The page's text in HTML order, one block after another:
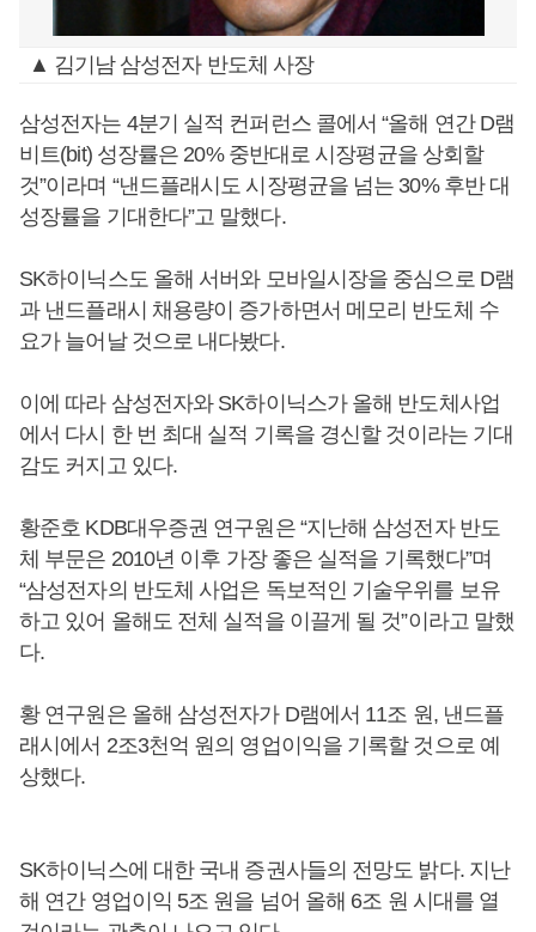
▲ 김기남 삼성전자 반도체 사장
삼성전자는 4분기 실적 컨퍼런스 콜에서 “올해 연간 D램
비트(bit) 성장률은 20% 중반대로 시장평균을 상회할
것”이라며 “낸드플래시도 시장평균을 넘는 30% 후반 대
성장률을 기대한다”고 말했다.
SK하이닉스도 올해 서버와 모바일시장을 중심으로 D램
과 낸드플래시 채용량이 증가하면서 메모리 반도체 수
요가 늘어날 것으로 내다봤다.
이에 따라 삼성전자와 SK하이닉스가 올해 반도체사업
에서 다시 한 번 최대 실적 기록을 경신할 것이라는 기대
감도 커지고 있다.
황준호 KDB대우증권 연구원은 “지난해 삼성전자 반도
체 부문은 2010년 이후 가장 좋은 실적을 기록했다”며
“삼성전자의 반도체 사업은 독보적인 기술우위를 보유
하고 있어 올해도 전체 실적을 이끌게 될 것”이라고 말했
다.
황 연구원은 올해 삼성전자가 D램에서 11조 원, 낸드플
래시에서 2조3천억 원의 영업이익을 기록할 것으로 예
상했다.
SK하이닉스에 대한 국내 증권사들의 전망도 밝다. 지난
해 연간 영업이익 5조 원을 넘어 올해 6조 원 시대를 열